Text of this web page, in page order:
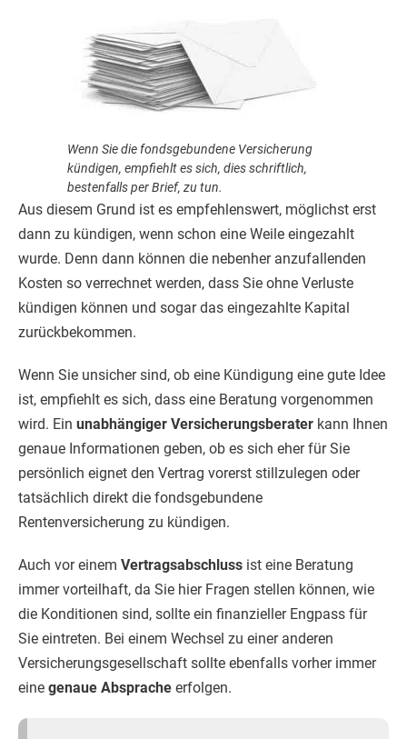
Wenn Sie die fondsgebundene Versicherung
kündigen, empfiehlt es sich, dies schriftlich,
bestenfalls per Brief, zu tun.
Aus diesem Grund ist es empfehlenswert, möglichst erst
dann zu kündigen, wenn schon eine Weile eingezahlt
wurde. Denn dann können die nebenher anzufallenden
Kosten so verrechnet werden, dass Sie ohne Verluste
kündigen können und sogar das eingezahlte Kapital
zurückbekommen.
Wenn Sie unsicher sind, ob eine Kündigung eine gute Idee
ist, empfiehlt es sich, dass eine Beratung vorgenommen
wird. Ein unabhängiger Versicherungsberater kann Ihnen
genaue Informationen geben, ob es sich eher für Sie
persönlich eignet den Vertrag vorerst stillzulegen oder
tatsächlich direkt die fondsgebundene
Rentenversicherung zu kündigen.
Auch vor einem Vertragsabschluss ist eine Beratung
immer vorteilhaft, da Sie hier Fragen stellen können, wie
die Konditionen sind, sollte ein finanzieller Engpass für
Sie eintreten. Bei einem Wechsel zu einer anderen
Versicherungsgesellschaft sollte ebenfalls vorher immer
eine genaue Absprache erfolgen.